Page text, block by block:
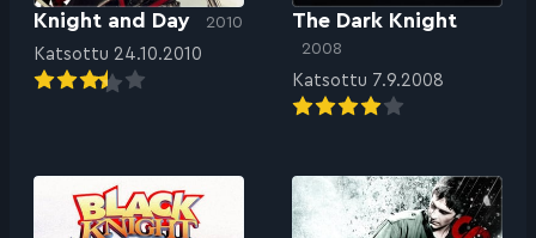
Knight and Day 2010
Katsottu 24.10.2010
The Dark Knight
2008
Katsottu 7.9.2008